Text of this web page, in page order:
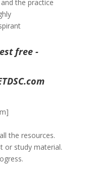
the practice
free -
the resources.
or study material.